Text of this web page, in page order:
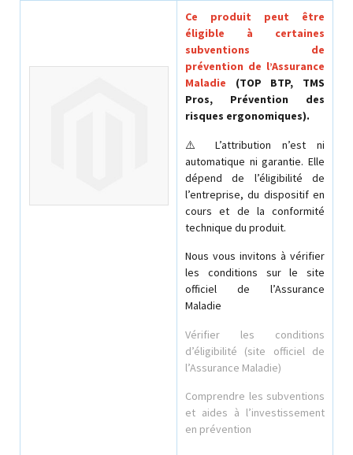
Ce produit peut être
éligible à certaines
subventions de
prévention de l’Assurance
Maladie (TOP BTP, TMS
Pros, Prévention des
risques ergonomiques).
⚠️ L’attribution n’est ni
automatique ni garantie. Elle
dépend de l’éligibilité de
l’entreprise, du dispositif en
cours et de la conformité
technique du produit.
Nous vous invitons à vérifier
les conditions sur le site
officiel de l’Assurance
Maladie
Vérifier les conditions
d’éligibilité (site officiel de
l’Assurance Maladie)
Comprendre les subventions
et aides à l’investissement
en prévention